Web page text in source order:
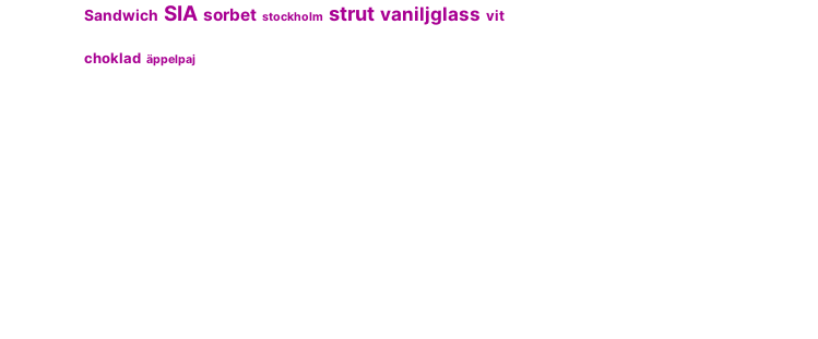
Sandwich SIA sorbet stockholm strut vaniljglass vit
choklad äppelpaj